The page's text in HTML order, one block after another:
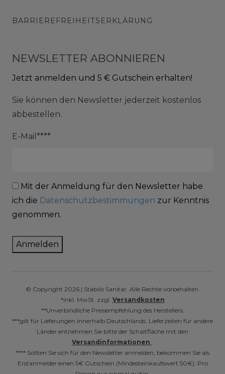
BARRIEREFREIHEITSERKLÄRUNG
NEWSLETTER ABONNIEREN
Jetzt anmelden und 5 € Gutschein erhalten!
Sie können den Newsletter jederzeit kostenlos
abbestellen.
E-Mail****
Mit der Anmeldung für den Newsletter habe
ich die Datenschutzbestimmungen zur Kenntnis
genommen.
Anmelden
© Copyright 2026 | Stabilo Sanitär. Alle Rechte vorbehalten.
*inkl. MwSt. zzgl. Versandkosten
**Unverbindliche Preisempfehlung des Herstellers.
***gilt für Lieferungen innerhalb Deutschlands, Lieferzeiten für andere
Länder entnehmen Sie bitte der Schaltfläche mit den
Versandinformationen .
**** Sollten Sie sich für den Newsletter anmelden, bekommen Sie als
Erstanmelder einen 5€ Gutschein (Mindesteinkaufswert 50€). Pro